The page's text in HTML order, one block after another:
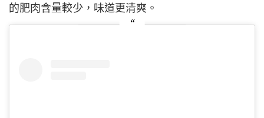
的肥肉含量較少，味道更清爽。